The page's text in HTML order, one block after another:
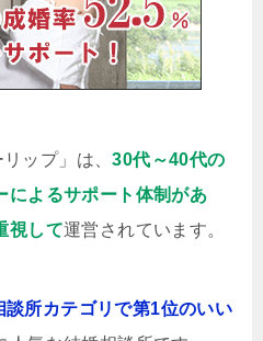
リップ」は、30代～40代の
によるサポート体制があ
視して運営されています。
所カテゴリで第1位のいい